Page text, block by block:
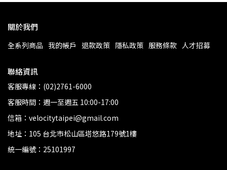
關於我們
全系列商品 我的帳戶 退款政策 隱私政策 服務條款 人才招募
聯絡資訊
客服專線：(02)2761-6000
客服時間：週一至週五 10:00-17:00
信箱：velocitytaipei@gmail.com
地址：105 台北市松山區塔悠路179號1樓
統一編號：25101997